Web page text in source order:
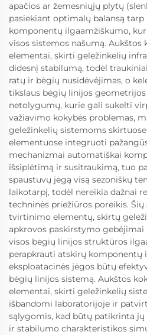
apačios ar žemesniųjų plytų
pasiekiant optimalų balansą
komponentų ilgaamžiškumo,
visos sistemos našumą.
elementai, skirti geležinkelių
didesnį stabilumą, todėl
ratų ir bėgių nusidėvėjimas, o
tikslaus bėgių linijos
netolygumų, kurie gali sukelti
važiavimo kokybės problemas,
geležinkelių sistemoms
elementuose integruoti
mechanizmai automatiškai
išsiplėtimą ir susitraukimą, tuo
spaustuvų jėgą visą sezoniškų
laikotarpį, todėl nereikia dažnai
techninės priežiūros poreikis.
tvirtinimo elementų, skirtų
apkrovos paskirstymo
visos bėgių linijos struktūros
perapkrauti atskirų komponentų
eksploatacinės jėgos būtų
bėgių linijos sistemą. Aukštos
elementai, skirti geležinkelių
išbandomi laboratorijoje ir
sąlygomis, kad būtų patikrinta jų
ir stabilumo charakteristikos